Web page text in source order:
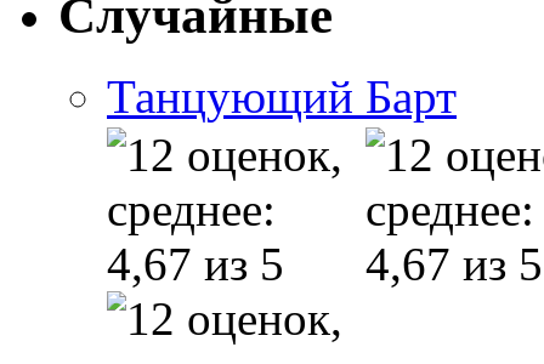
Случайные
Танцующий Барт